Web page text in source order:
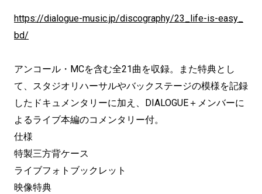
https://dialogue-music.jp/discography/23_life-is-easy_
bd/
アンコール・MCを含む全21曲を収録。また特典とし
て、スタジオリハーサルやバックステージの模様を記録
したドキュメンタリーに加え、DIALOGUE＋メンバーに
よるライブ本編のコメンタリー付。
仕様
特製三方背ケース
ライブフォトブックレット
映像特典